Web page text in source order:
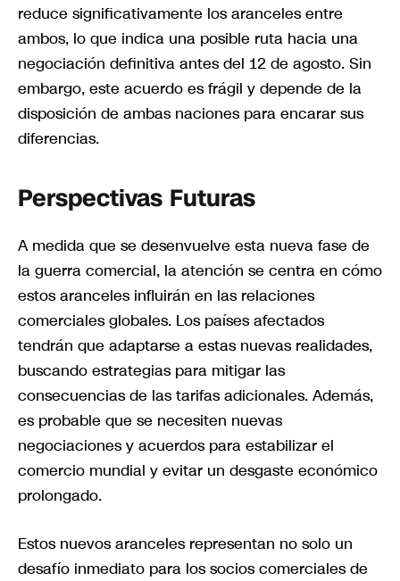
reduce significativamente los aranceles entre
ambos, lo que indica una posible ruta hacia una
negociación definitiva antes del 12 de agosto. Sin
embargo, este acuerdo es frágil y depende de la
disposición de ambas naciones para encarar sus
diferencias.
Perspectivas Futuras
A medida que se desenvuelve esta nueva fase de
la guerra comercial, la atención se centra en cómo
estos aranceles influirán en las relaciones
comerciales globales. Los países afectados
tendrán que adaptarse a estas nuevas realidades,
buscando estrategias para mitigar las
consecuencias de las tarifas adicionales. Además,
es probable que se necesiten nuevas
negociaciones y acuerdos para estabilizar el
comercio mundial y evitar un desgaste económico
prolongado.
Estos nuevos aranceles representan no solo un
desafío inmediato para los socios comerciales de